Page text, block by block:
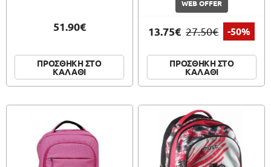
51.90€
ΠΡΟΣΘΗΚΗ ΣΤΟ
ΚΑΛΑΘΙ
WEB OFFER
13.75€ 27.50€ -50%
ΠΡΟΣΘΗΚΗ ΣΤΟ
ΚΑΛΑΘΙ